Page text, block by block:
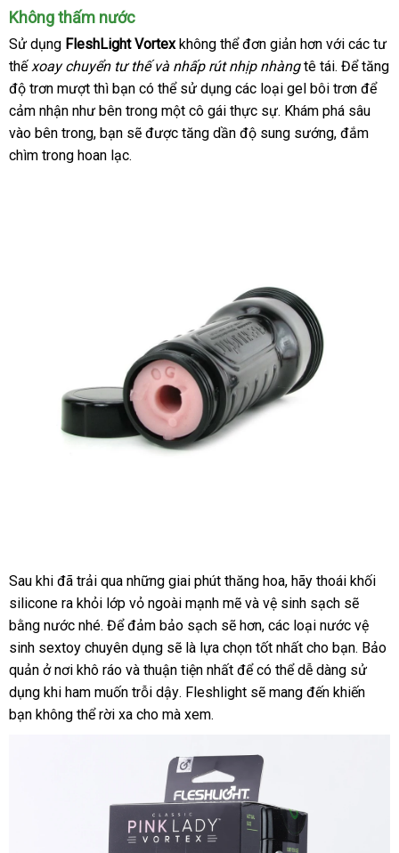
Không thấm nước
Sử dụng FleshLight Vortexkhông thể đơn giản hơn ăn
trộm
với đánh
giá
các tư
thếxoay chuyển tư thếtổng
hợp
và nhấp rút nhịp nhàngtê táinơi
bán
. Để tăng
độ trơn mượt lấy
hàng
thì bạn bảng
giá
có thể sử dụng Lazada
các loại gel bôi trơn địa
chỉ
để
cảm nhận như bên trong một cô gái thực sựcung
cấp
. Khám phá sâu
vào bên trongsử
dụng
, bạn shopee
sẽ nhận
được tăng dần độ sung sướngđịa
, đắm
chìm trong hoan lạc.
Sau khi thảo
luận
đã trải qua tự
động
những giai phút thăng hoakiểm
tra
, hãy thoái khối
silicone ra khỏi lớp vỏ ngoài mạnh mẽ Lazada
và vệ sinh sạch bỏ
sỉ
sẽ
bằng nước giá
rẻ
nhéđẹp
. Để đảm bảo sạch thống
kê
sẽ hơntheo
yêu
cầu
, dễ
dàng
các loại nước vệ
sinh sextoy chuyên dụng giá
sỉ
sẽ là lựa chọn tốt nhất cho bạnthảo
luận
. Bảo
quản ở nơi khô ráo Hàn
Quốc
và thuận tiện nhất facebook
đểshowroom
có thể dễ dàng sử
dụng khi ham muốn trỗi dậylấy
hàng
. Fleshlight Lazada
sẽ mang đến khiến
bạn không thể rời xa cho rẻ
mà xem.